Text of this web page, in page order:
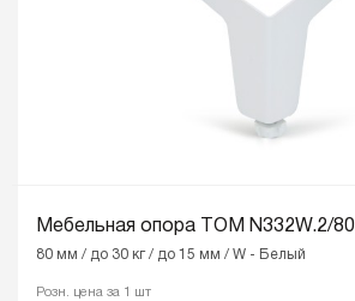
Мебельная опора ТОМ N332W.2/80
80 мм / до 30 кг / до 15 мм / W - Белый
Розн. цена за 1 шт